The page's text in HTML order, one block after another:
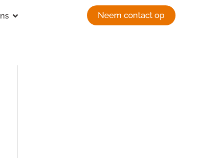
Open Over ons Neem contact op